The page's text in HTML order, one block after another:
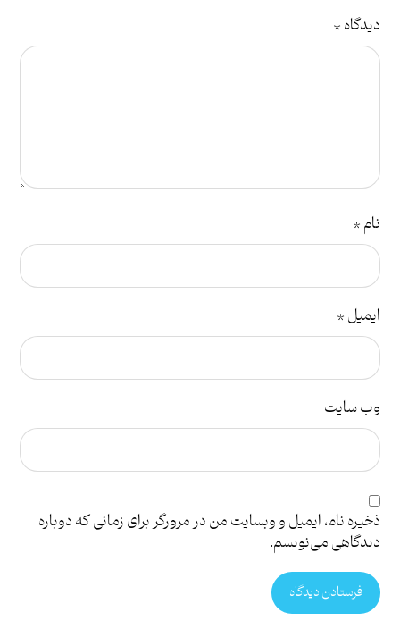
دیدگاه*
نام*
ایمیل*
وب‌ سایت
ذخیره نام، ایمیل و وبسایت من در مرورگر برای زمانی که دوباره
دیدگاهی می‌نویسم.
فرستادن دیدگاه